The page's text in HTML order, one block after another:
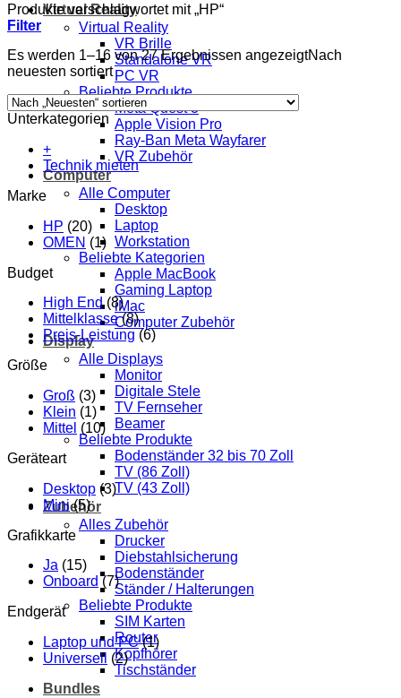
Virtual Reality
Virtual Reality
VR Brille
Standalone VR
PC VR
Beliebte Produkte
Meta Quest 3
Apple Vision Pro
Ray-Ban Meta Wayfarer
VR Zubehör
Computer
Alle Computer
Desktop
Laptop
Workstation
Beliebte Kategorien
Apple MacBook
Gaming Laptop
iMac
Computer Zubehör
Display
Alle Displays
Monitor
Digitale Stele
TV Fernseher
Beamer
Beliebte Produkte
Bodenständer 32 bis 70 Zoll
TV (86 Zoll)
TV (43 Zoll)
Zubehör
Alles Zubehör
Drucker
Diebstahlsicherung
Bodenständer
Ständer / Halterungen
Beliebte Produkte
SIM Karten
Router
Kopfhörer
Tischständer
Bundles
Produkte verschlagwortet mit „HP“
Filter
Es werden 1–16 von 27 Ergebnissen angezeigtNach
neuesten sortiert
Unterkategorien
+
Technik mieten
Marke
HP (20)
OMEN (1)
Budget
High End (8)
Mittelklasse (8)
Preis-Leistung (6)
Größe
Groß (3)
Klein (1)
Mittel (10)
Geräteart
Desktop (3)
Mini (5)
Grafikkarte
Ja (15)
Onboard (7)
Endgerät
Laptop und PC (1)
Universell (2)